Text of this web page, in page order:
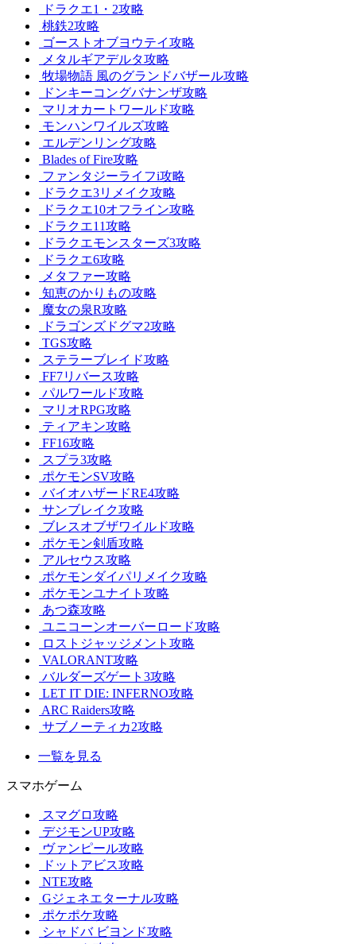
ドラクエ1・2攻略
桃鉄2攻略
ゴーストオブヨウテイ攻略
メタルギアデルタ攻略
牧場物語 風のグランドバザール攻略
ドンキーコングバナンザ攻略
マリオカートワールド攻略
モンハンワイルズ攻略
エルデンリング攻略
Blades of Fire攻略
ファンタジーライフi攻略
ドラクエ3リメイク攻略
ドラクエ10オフライン攻略
ドラクエ11攻略
ドラクエモンスターズ3攻略
ドラクエ6攻略
メタファー攻略
知恵のかりもの攻略
魔女の泉R攻略
ドラゴンズドグマ2攻略
TGS攻略
ステラーブレイド攻略
FF7リバース攻略
パルワールド攻略
マリオRPG攻略
ティアキン攻略
FF16攻略
スプラ3攻略
ポケモンSV攻略
バイオハザードRE4攻略
サンブレイク攻略
ブレスオブザワイルド攻略
ポケモン剣盾攻略
アルセウス攻略
ポケモンダイパリメイク攻略
ポケモンユナイト攻略
あつ森攻略
ユニコーンオーバーロード攻略
ロストジャッジメント攻略
VALORANT攻略
バルダーズゲート3攻略
LET IT DIE: INFERNO攻略
ARC Raiders攻略
サブノーティカ2攻略
一覧を見る
スマホゲーム
スマグロ攻略
デジモンUP攻略
ヴァンピール攻略
ドットアビス攻略
NTE攻略
Gジェネエターナル攻略
ポケポケ攻略
シャドバ ビヨンド攻略